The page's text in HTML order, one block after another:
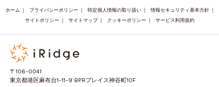
ホーム ｜ プライバシーポリシー ｜ 特定個人情報の取り扱い ｜ 情報セキュリティ基本方針 ｜
サイトポリシー
｜ サイトマップ ｜ クッキーポリシー ｜ サービス利用規約
〒106-0041
東京都港区麻布台1-11-9 BPRプレイス神谷町10F